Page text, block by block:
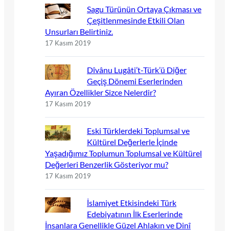
Sagu Türünün Ortaya Çıkması ve
Çeşitlenmesinde Etkili Olan
Unsurları Belirtiniz.
17 Kasım 2019
Dîvânu Lugâti’t-Türk’ü Diğer
Geçiş Dönemi Eserlerinden
Ayıran Özellikler Sizce Nelerdir?
17 Kasım 2019
Eski Türklerdeki Toplumsal ve
Kültürel Değerlerle İçinde
Yaşadığımız Toplumun Toplumsal ve Kültürel
Değerleri Benzerlik Gösteriyor mu?
17 Kasım 2019
İslamiyet Etkisindeki Türk
Edebiyatının İlk Eserlerinde
İnsanlara Genellikle Güzel Ahlakın ve Dinî